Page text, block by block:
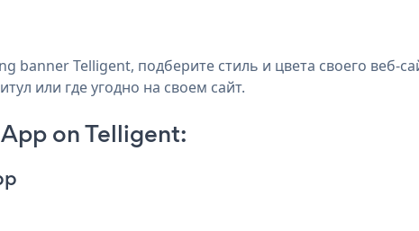
banner Telligent, подберите стиль и цвета своего веб-
или где угодно на своем сайт.
on Telligent: